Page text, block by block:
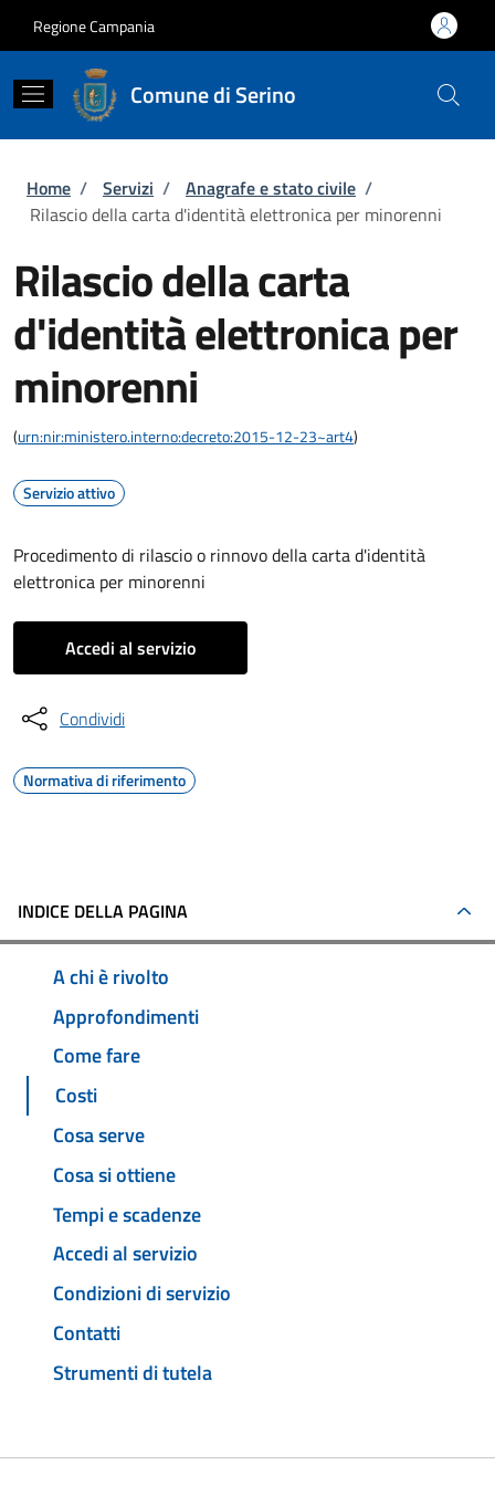
Regione Campania
Comune di Serino
Briciole di pane
Home / Servizi / Anagrafe e stato civile /
Rilascio della carta d'identità elettronica per minorenni
Rilascio della carta
d'identità elettronica per
minorenni
(urn:nir:ministero.interno:decreto:2015-12-23~art4)
Servizio attivo
Procedimento di rilascio o rinnovo della carta d'identità
elettronica per minorenni
Accedi al servizio
Condividi
Normativa di riferimento
INDICE DELLA PAGINA
A chi è rivolto
Approfondimenti
Come fare
Costi
Cosa serve
Cosa si ottiene
Tempi e scadenze
Accedi al servizio
Condizioni di servizio
Contatti
Strumenti di tutela